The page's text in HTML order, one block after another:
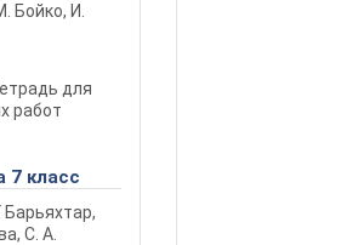
Бойко, И.
для
работ
7 класс
Барьяхтар,
С. А.